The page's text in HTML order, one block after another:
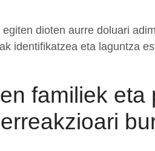
dioten aurre doluari
identifikatzea eta laguntza
familiek eta